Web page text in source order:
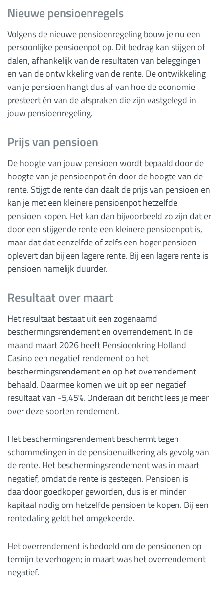
Nieuwe pensioenregels
Volgens de nieuwe pensioenregeling bouw je nu een
persoonlijke pensioenpot op. Dit bedrag kan stijgen of
dalen, afhankelijk van de resultaten van beleggingen
en van de ontwikkeling van de rente. De ontwikkeling
van je pensioen hangt dus af van hoe de economie
presteert én van de afspraken die zijn vastgelegd in
jouw pensioenregeling.
Prijs van pensioen
De hoogte van jouw pensioen wordt bepaald door de
hoogte van je pensioenpot én door de hoogte van de
rente. Stijgt de rente dan daalt de prijs van pensioen en
kan je met een kleinere pensioenpot hetzelfde
pensioen kopen. Het kan dan bijvoorbeeld zo zijn dat er
door een stijgende rente een kleinere pensioenpot is,
maar dat dat eenzelfde of zelfs een hoger pensioen
oplevert dan bij een lagere rente. Bij een lagere rente is
pensioen namelijk duurder.
Resultaat over maart
Het resultaat bestaat uit een zogenaamd
beschermingsrendement en overrendement. In de
maand maart 2026 heeft Pensioenkring Holland
Casino een negatief rendement op het
beschermingsrendement en op het overrendement
behaald. Daarmee komen we uit op een negatief
resultaat van -5,45%. Onderaan dit bericht lees je meer
over deze soorten rendement.
Het beschermingsrendement beschermt tegen
schommelingen in de pensioenuitkering als gevolg van
de rente. Het beschermingsrendement was in maart
negatief, omdat de rente is gestegen. Pensioen is
daardoor goedkoper geworden, dus is er minder
kapitaal nodig om hetzelfde pensioen te kopen. Bij een
rentedaling geldt het omgekeerde.
Het overrendement is bedoeld om de pensioenen op
termijn te verhogen; in maart was het overrendement
negatief.